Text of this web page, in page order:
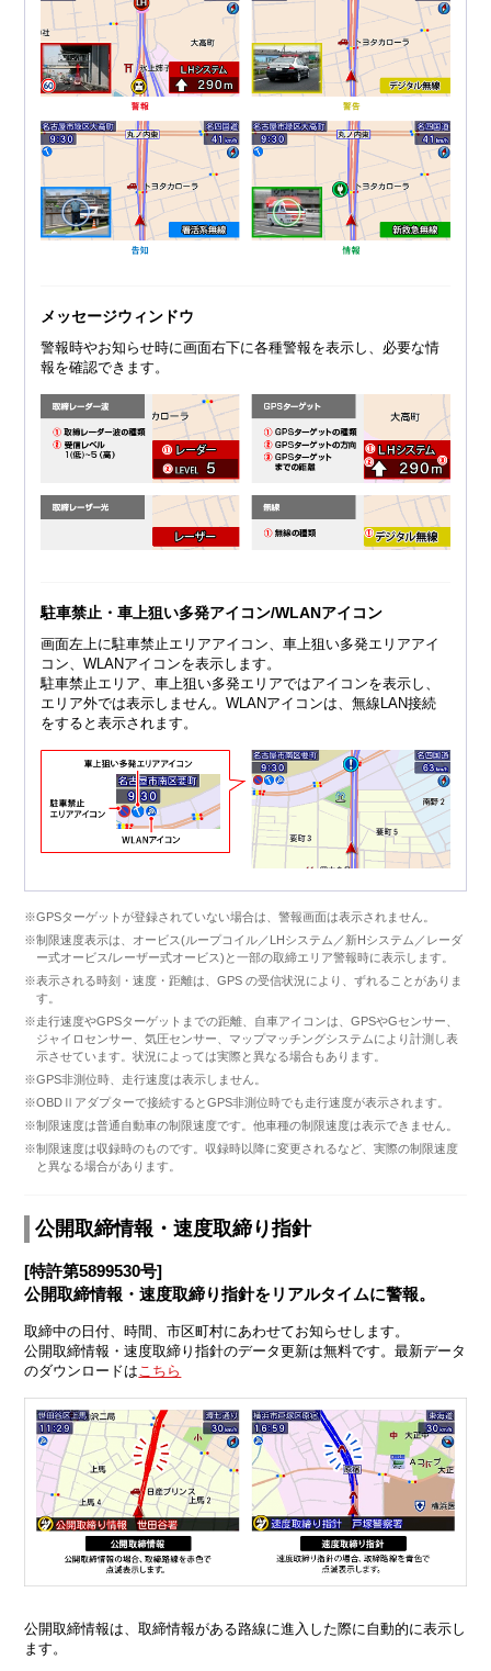
メッセージウィンドウ
警報時やお知らせ時に画面右下に各種警報を表示し、必要な情
報を確認できます。
駐車禁止・車上狙い多発アイコン/WLANアイコン
画面左上に駐車禁止エリアアイコン、車上狙い多発エリアアイ
コン、WLANアイコンを表示します。
駐車禁止エリア、車上狙い多発エリアではアイコンを表示し、
エリア外では表示しません。WLANアイコンは、無線LAN接続
をすると表示されます。
※GPSターゲットが登録されていない場合は、警報画面は表示されません。
※制限速度表示は、オービス(ループコイル／LHシステム／新Hシステム／レーダ
ー式オービス/レーザー式オービス)と一部の取締エリア警報時に表示します。
※表示される時刻・速度・距離は、GPS の受信状況により、ずれることがありま
す。
※走行速度やGPSターゲットまでの距離、自車アイコンは、GPSやGセンサー、
ジャイロセンサー、気圧センサー、マップマッチングシステムにより計測し表
示させています。状況によっては実際と異なる場合もあります。
※GPS非測位時、走行速度は表示しません。
※OBDⅡアダプターで接続するとGPS非測位時でも走行速度が表示されます。
※制限速度は普通自動車の制限速度です。他車種の制限速度は表示できません。
※制限速度は収録時のものです。収録時以降に変更されるなど、実際の制限速度
と異なる場合があります。
公開取締情報・速度取締り指針
[特許第5899530号]
公開取締情報・速度取締り指針をリアルタイムに警報。
取締中の日付、時間、市区町村にあわせてお知らせします。
公開取締情報・速度取締り指針のデータ更新は無料です。最新データ
のダウンロードは こちら
公開取締情報は、取締情報がある路線に進入した際に自動的に表示し
ます。